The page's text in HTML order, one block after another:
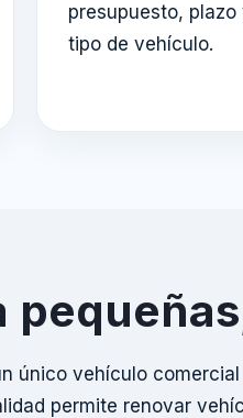
presupuesto, plazo
tipo de vehículo.
único vehículo
permite renovar